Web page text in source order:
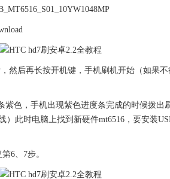
然后再长按开机键，手机刷机开始（如果
紫色，手机出现紫色进度条完成的时候拨出
）此时电脑上找到新硬件mt6516，要安装
6、7步。